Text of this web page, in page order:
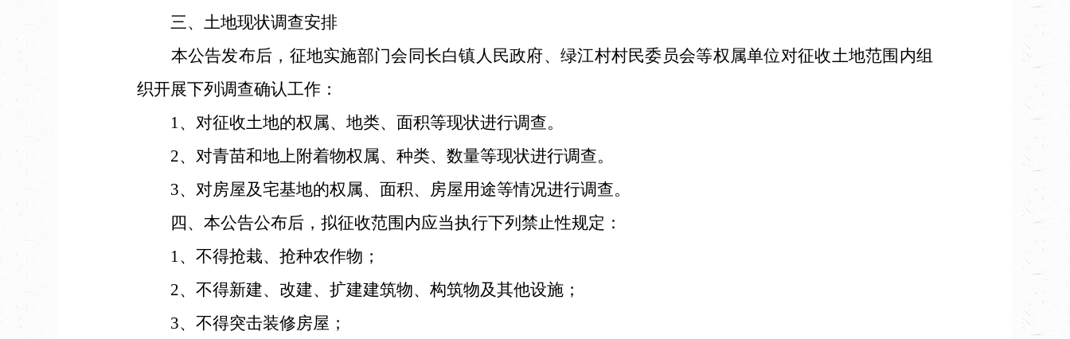
三、土地现状调查安排
本公告发布后，征地实施部门会同长白镇人民政府、绿江村村民委员会等权属单位对征收土地范围内组
织开展下列调查确认工作：
1、对征收土地的权属、地类、面积等现状进行调查。
2、对青苗和地上附着物权属、种类、数量等现状进行调查。
3、对房屋及宅基地的权属、面积、房屋用途等情况进行调查。
四、本公告公布后，拟征收范围内应当执行下列禁止性规定：
1、不得抢栽、抢种农作物；
2、不得新建、改建、扩建建筑物、构筑物及其他设施；
3、不得突击装修房屋；